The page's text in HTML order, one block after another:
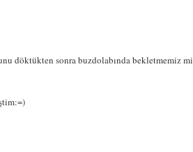
döktükten sonra buzdolabında bekletmemiz mi